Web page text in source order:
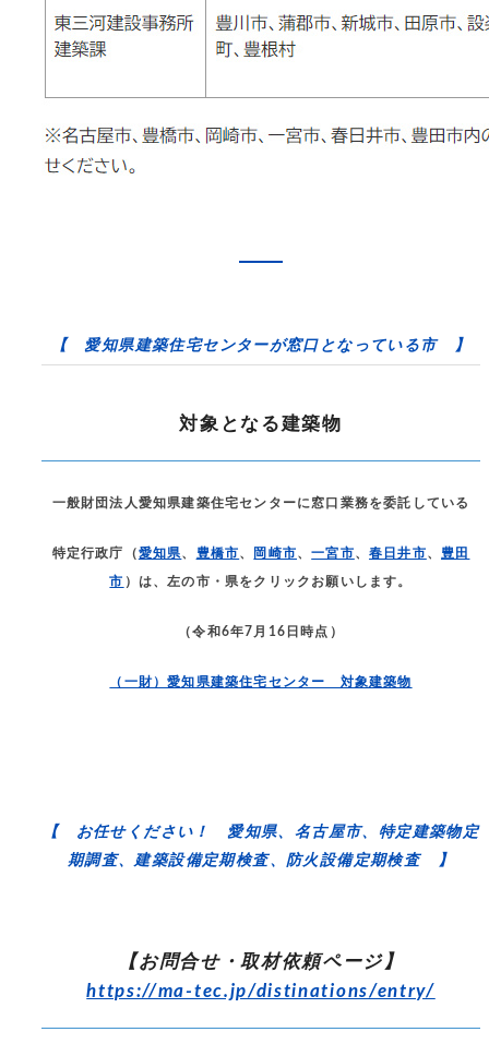
【 愛知県建築住宅センターが窓口となっている市 】
対象となる建築物
一般財団法人愛知県建築住宅センターに窓口業務を委託している
特定行政庁（愛知県、 豊橋市、 岡崎市、一宮市、春日井市、 豊田
市 ）は、左の市・県をクリックお願いします。
（令和6年7月16日時点）
（一財）愛知県建築住宅センター 対象建築物
【 お任せください！ 愛知県、名古屋市、特定建築物定
期調査、建築設備定期検査、防火設備定期検査 】
【お問合せ・取材依頼ページ】
https://ma-tec.jp/distinations/entry/